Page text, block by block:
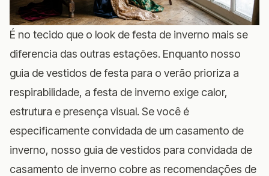
É no tecido que o look de festa de inverno mais se
diferencia das outras estações. Enquanto nosso
guia de vestidos de festa para o verão prioriza a
respirabilidade, a festa de inverno exige calor,
estrutura e presença visual. Se você é
especificamente convidada de um casamento de
inverno, nosso guia de vestidos para convidada de
casamento de inverno cobre as recomendações de